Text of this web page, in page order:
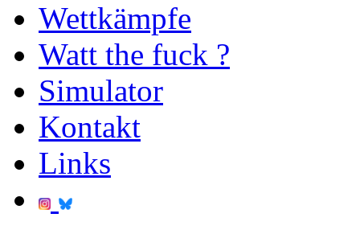
Wettkämpfe
Watt the fuck ?
Simulator
Kontakt
Links